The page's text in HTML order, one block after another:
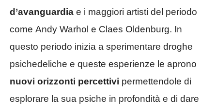
d’avanguardia e i maggiori artisti del periodo
come Andy Warhol e Claes Oldenburg. In
questo periodo inizia a sperimentare droghe
psichedeliche e queste esperienze le aprono
nuovi orizzonti percettivi permettendole di
esplorare la sua psiche in profondità e di dare